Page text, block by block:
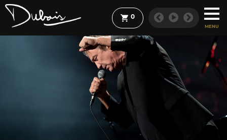
MENU
0